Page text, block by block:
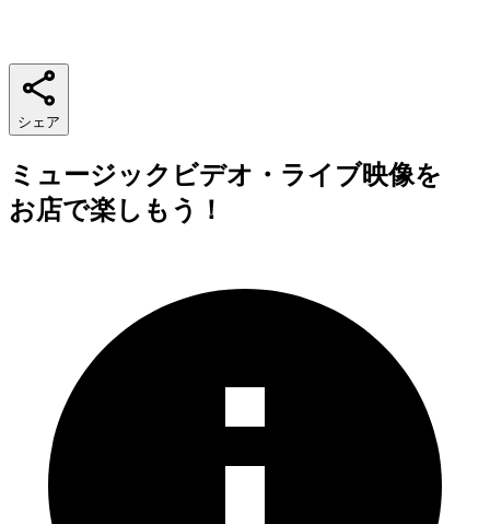
シェア
ミュージックビデオ・ライブ映像を
お店で楽しもう！